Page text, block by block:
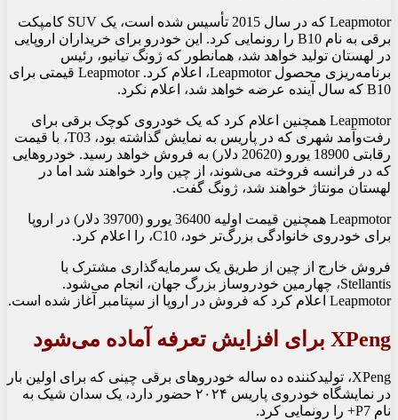
Leapmotor که در سال 2015 تأسیس شده است، یک SUV کامپکت
برقی به نام B10 را رونمایی کرد. این خودرو برای خریداران اروپایی
در لهستان تولید خواهد شد، همانطور که ژونگ تیانیو، رئیس
برنامه‌ریزی محصول Leapmotor، اعلام کرد. Leapmotor قیمتی برای
B10 که سال آینده عرضه خواهد شد، اعلام نکرد.
Leapmotor همچنین اعلام کرد که یک خودروی کوچک برقی برای
رفت‌وآمد شهری که در پاریس به نمایش گذاشته بود، T03، با قیمت
رقابتی 18900 یورو (20620 دلار) به فروش خواهد رسید. خودروهایی
که در فرانسه فروخته می‌شوند، از چین وارد خواهند شد اما در
لهستان مونتاژ خواهند شد، ژونگ گفت.
Leapmotor همچنین قیمت اولیه 36400 یورو (39700 دلار) در اروپا
برای خودروی خانوادگی بزرگ‌تر خود، C10، را اعلام کرد.
فروش خارج از چین از طریق یک سرمایه‌گذاری مشترک با
Stellantis، چهارمین خودروساز بزرگ جهان، انجام می‌شود.
Leapmotor اعلام کرد که فروش در اروپا از سپتامبر آغاز شده است.
XPeng برای افزایش تعرفه آماده می‌شود
XPeng، تولیدکننده ده ساله خودروهای برقی چینی که برای اولین بار
در نمایشگاه خودروی پاریس ۲۰۲۴ حضور دارد، یک سدان شیک به
نام P7+ را رونمایی کرد.